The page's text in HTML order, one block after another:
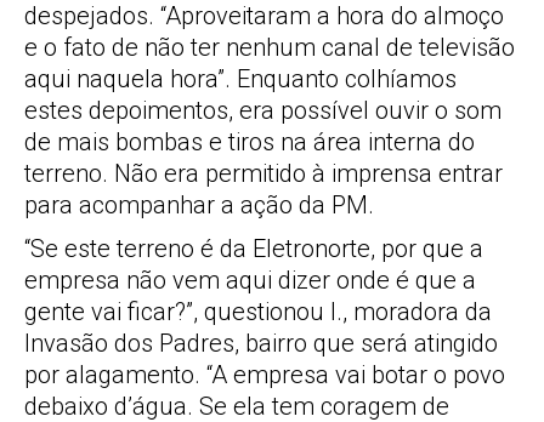
despejados. “Aproveitaram a hora do almoço
e o fato de não ter nenhum canal de televisão
aqui naquela hora”. Enquanto colhíamos
estes depoimentos, era possível ouvir o som
de mais bombas e tiros na área interna do
terreno. Não era permitido à imprensa entrar
para acompanhar a ação da PM.
“Se este terreno é da Eletronorte, por que a
empresa não vem aqui dizer onde é que a
gente vai ficar?”, questionou I., moradora da
Invasão dos Padres, bairro que será atingido
por alagamento. “A empresa vai botar o povo
debaixo d’água. Se ela tem coragem de